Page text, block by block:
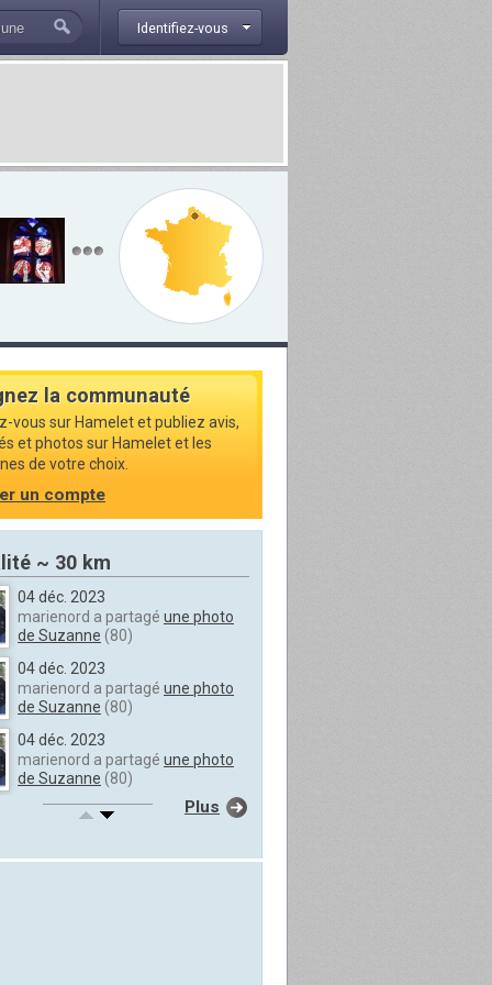
Identifiez-vous
la communauté
vous sur Hamelet et publiez avis,
et photos sur Hamelet et les
de votre choix.
un compte
~ 30 km
04 déc. 2023
marienord a partagé une photo
de Suzanne (80)
04 déc. 2023
marienord a partagé une photo
de Suzanne (80)
04 déc. 2023
marienord a partagé une photo
de Suzanne (80)
04 déc. 2023
Plus